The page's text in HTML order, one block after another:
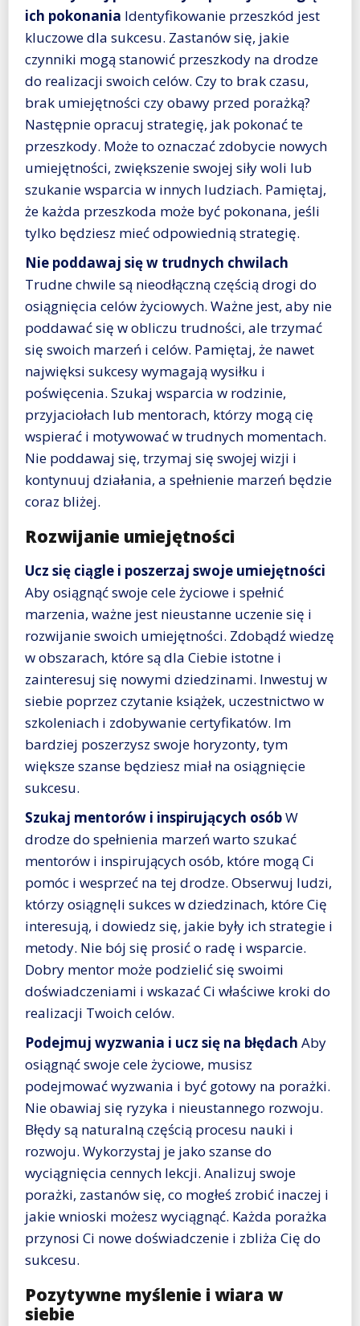
ich pokonania Identyfikowanie przeszkód jest
kluczowe dla sukcesu. Zastanów się, jakie
czynniki mogą stanowić przeszkody na drodze
do realizacji swoich celów. Czy to brak czasu,
brak umiejętności czy obawy przed porażką?
Następnie opracuj strategię, jak pokonać te
przeszkody. Może to oznaczać zdobycie nowych
umiejętności, zwiększenie swojej siły woli lub
szukanie wsparcia w innych ludziach. Pamiętaj,
że każda przeszkoda może być pokonana, jeśli
tylko będziesz mieć odpowiednią strategię.
Nie poddawaj się w trudnych chwilach
Trudne chwile są nieodłączną częścią drogi do
osiągnięcia celów życiowych. Ważne jest, aby nie
poddawać się w obliczu trudności, ale trzymać
się swoich marzeń i celów. Pamiętaj, że nawet
najwięksi sukcesy wymagają wysiłku i
poświęcenia. Szukaj wsparcia w rodzinie,
przyjaciołach lub mentorach, którzy mogą cię
wspierać i motywować w trudnych momentach.
Nie poddawaj się, trzymaj się swojej wizji i
kontynuuj działania, a spełnienie marzeń będzie
coraz bliżej.
Rozwijanie umiejętności
Ucz się ciągle i poszerzaj swoje umiejętności
Aby osiągnąć swoje cele życiowe i spełnić
marzenia, ważne jest nieustanne uczenie się i
rozwijanie swoich umiejętności. Zdobądź wiedzę
w obszarach, które są dla Ciebie istotne i
zainteresuj się nowymi dziedzinami. Inwestuj w
siebie poprzez czytanie książek, uczestnictwo w
szkoleniach i zdobywanie certyfikatów. Im
bardziej poszerzysz swoje horyzonty, tym
większe szanse będziesz miał na osiągnięcie
sukcesu.
Szukaj mentorów i inspirujących osóbW
drodze do spełnienia marzeń warto szukać
mentorów i inspirujących osób, które mogą Ci
pomóc i wesprzeć na tej drodze. Obserwuj ludzi,
którzy osiągnęli sukces w dziedzinach, które Cię
interesują, i dowiedz się, jakie były ich strategie i
metody. Nie bój się prosić o radę i wsparcie.
Dobry mentor może podzielić się swoimi
doświadczeniami i wskazać Ci właściwe kroki do
realizacji Twoich celów.
Podejmuj wyzwania i ucz się na błędach Aby
osiągnąć swoje cele życiowe, musisz
podejmować wyzwania i być gotowy na porażki.
Nie obawiaj się ryzyka i nieustannego rozwoju.
Błędy są naturalną częścią procesu nauki i
rozwoju. Wykorzystaj je jako szanse do
wyciągnięcia cennych lekcji. Analizuj swoje
porażki, zastanów się, co mogłeś zrobić inaczej i
jakie wnioski możesz wyciągnąć. Każda porażka
przynosi Ci nowe doświadczenie i zbliża Cię do
sukcesu.
Pozytywne myślenie i wiara w
siebie